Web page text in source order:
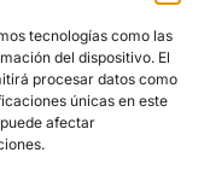
tecnologías como las
del dispositivo. El
procesar datos como
únicas en este
afectar